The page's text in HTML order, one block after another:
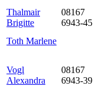
Thalmair
Brigitte
08167
6943-45
Toth Marlene
Vogl
Alexandra
08167
6943-39